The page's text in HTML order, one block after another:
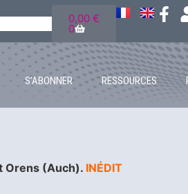
0,00€
0
S’ABONNER RESSOURCES
Orens (Auch). INÉDIT